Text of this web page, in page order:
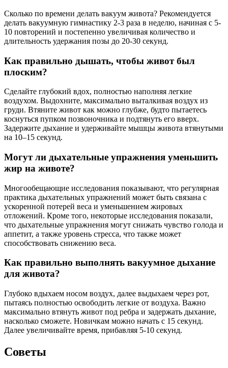
Сколько по времени делать вакуум живота? Рекомендуется
делать вакуумную гимнастику 2-3 раза в неделю, начиная с 5-
10 повторений и постепенно увеличивая количество и
длительность удержания позы до 20-30 секунд.
Как правильно дышать, чтобы живот был
плоским?
Сделайте глубокий вдох, полностью наполняя легкие
воздухом. Выдохните, максимально выталкивая воздух из
груди. Втяните живот как можно глубже, будто пытаетесь
коснуться пупком позвоночника и подтянуть его вверх.
Задержите дыхание и удерживайте мышцы живота втянутыми
на 10–15 секунд.
Могут ли дыхательные упражнения уменьшить
жир на животе?
Многообещающие исследования показывают, что регулярная
практика дыхательных упражнений может быть связана с
ускоренной потерей веса и уменьшением жировых
отложений. Кроме того, некоторые исследования показали,
что дыхательные упражнения могут снижать чувство голода и
аппетит, а также уровень стресса, что также может
способствовать снижению веса.
Как правильно выполнять вакуумное дыхание
для живота?
Глубоко вдыхаем носом воздух, далее выдыхаем через рот,
пытаясь полностью освободить легкие от воздуха. Важно
максимально втянуть живот под ребра и задержать дыхание,
насколько сможете. Новичкам можно начать с 15 секунд.
Далее увеличивайте время, прибавляя 5-10 секунд.
Советы